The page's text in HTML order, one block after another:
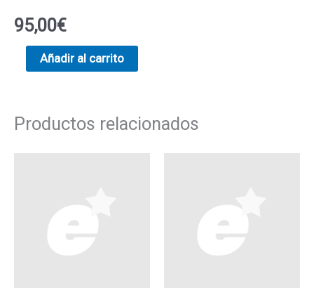
95,00€
Añadir al carrito
Productos relacionados